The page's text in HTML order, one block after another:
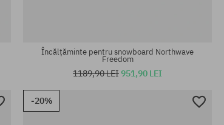
Încălțăminte pentru snowboard Northwave
Freedom
1189,90 LEI951,90 LEI
-20%